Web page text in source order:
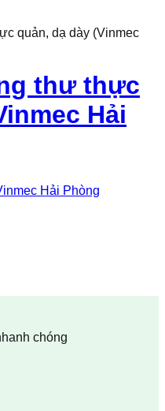
quản, dạ dày (Vinmec
thư thực
Hải
Hải Phòng
chóng